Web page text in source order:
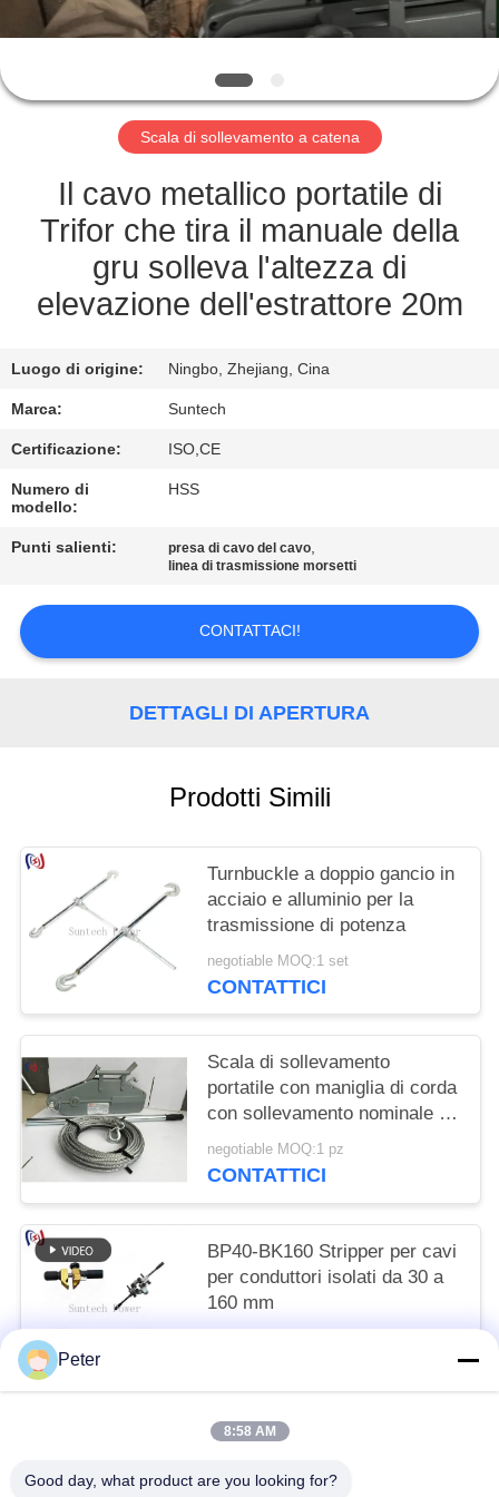
CONTROLLO
DELLA
QUALITÀ
NOTIZIE
CHIEDI UN
PREVENTIVO
MAPPA
DEL
SITO
POLITICA
SULLA
Scala di sollevamento a catena
Il cavo metallico portatile di
Trifor che tira il manuale della
gru solleva l'altezza di
elevazione dell'estrattore 20m
Luogo di origine: Ningbo, Zhejiang, Cina
Marca: Suntech
Certificazione: ISO,CE
Numero di
modello:
HSS
Punti salienti: presa di cavo del cavo,
linea di trasmissione morsetti
CONTATTACI!
DETTAGLI DI APERTURA
Prodotti Simili
Turnbuckle a doppio gancio in
acciaio e alluminio per la
trasmissione di potenza
negotiable MOQ:1 set
CONTATTICI
Scala di sollevamento
portatile con maniglia di corda
con sollevamento nominale da
8 a 54KN per il funzionamento
manuale senza alimentazione
negotiable MOQ:1 pz
CONTATTICI
BP40-BK160 Stripper per cavi
per conduttori isolati da 30 a
160 mm
Peter
8:58 AM
Good day, what product are you looking for?